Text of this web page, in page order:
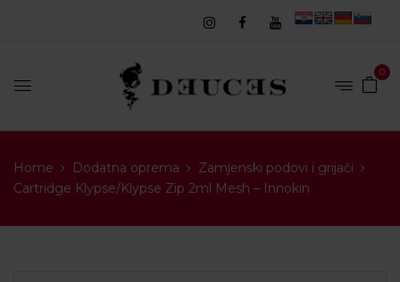
0
Home Dodatna oprema
Zamjenski podovi i grijači
Cartridge Klypse/Klypse Zip 2ml Mesh – Innokin